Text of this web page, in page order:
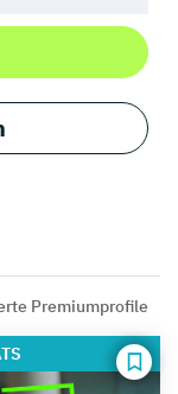
Premiumprofile